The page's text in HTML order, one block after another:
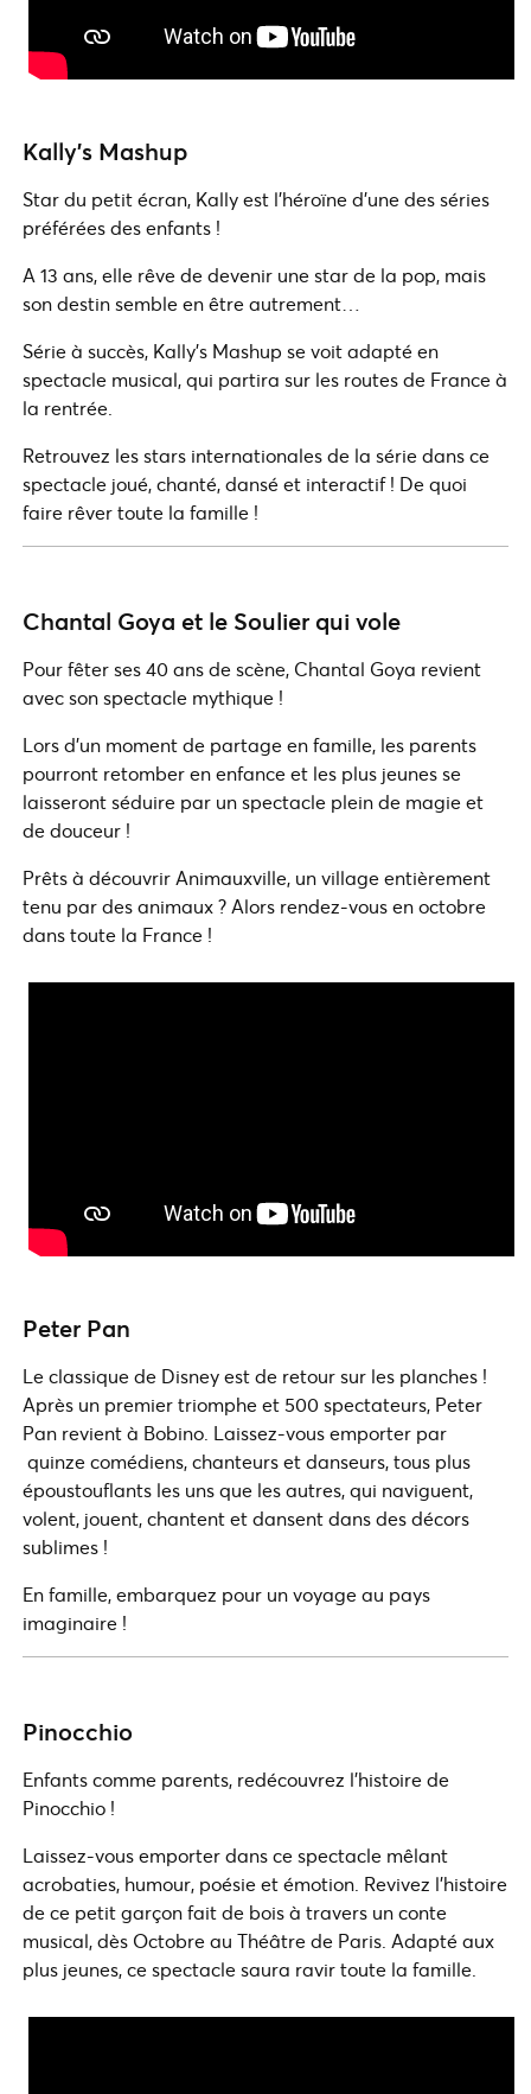
Kally’s Mashup
Star du petit écran, Kally est l’héroïne d’une des séries
préférées des enfants !
A 13 ans, elle rêve de devenir une star de la pop, mais
son destin semble en être autrement…
Série à succès, Kally’s Mashup se voit adapté en
spectacle musical, qui partira sur les routes de France à
la rentrée.
Retrouvez les stars internationales de la série dans ce
spectacle joué, chanté, dansé et interactif ! De quoi
faire rêver toute la famille !
Chantal Goya et le Soulier qui vole
Pour fêter ses 40 ans de scène, Chantal Goya revient
avec son spectacle mythique !
Lors d’un moment de partage en famille, les parents
pourront retomber en enfance et les plus jeunes se
laisseront séduire par un spectacle plein de magie et
de douceur !
Prêts à découvrir Animauxville, un village entièrement
tenu par des animaux ? Alors rendez-vous en octobre
dans toute la France !
Peter Pan
Le classique de Disney est de retour sur les planches !
Après un premier triomphe et 500 spectateurs, Peter
Pan revient à Bobino. Laissez-vous emporter par
quinze comédiens, chanteurs et danseurs, tous plus
époustouflants les uns que les autres, qui naviguent,
volent, jouent, chantent et dansent dans des décors
sublimes !
En famille, embarquez pour un voyage au pays
imaginaire !
Pinocchio
Enfants comme parents, redécouvrez l’histoire de
Pinocchio !
Laissez-vous emporter dans ce spectacle mêlant
acrobaties, humour, poésie et émotion. Revivez l’histoire
de ce petit garçon fait de bois à travers un conte
musical, dès Octobre au Théâtre de Paris. Adapté aux
plus jeunes, ce spectacle saura ravir toute la famille.